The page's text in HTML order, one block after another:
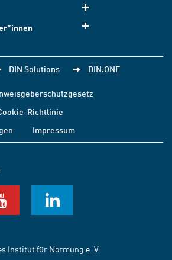
DIN Solutions DIN.ONE
Richtlinie
Impressum
Institut für Normung e. V.